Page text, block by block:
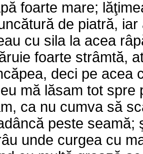
foarte mare;
de piatră,
cu sila la acea
foarte strâmtă,
deci pe acea
mă lăsam tot spre
ca nu cumva să
peste seamă;
unde curgea cu